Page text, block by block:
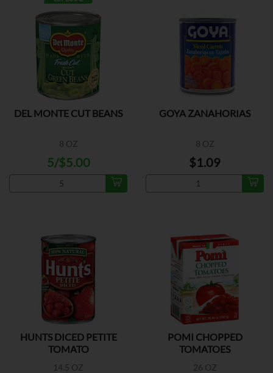
DEL MONTE CUT BEANS
8 OZ
5/$5.00
GOYA ZANAHORIAS
8 OZ
$1.09
HUNTS DICED PETITE
TOMATO
14.5 OZ
POMI CHOPPED
TOMATOES
26 OZ